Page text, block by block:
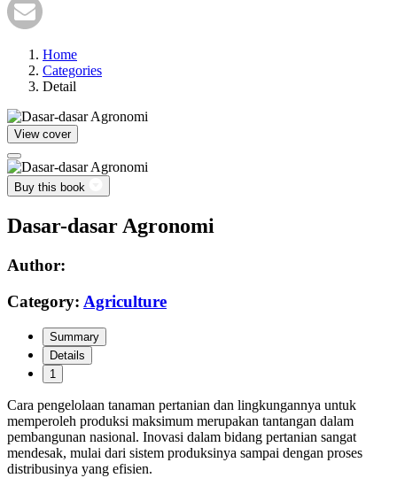
Home
Categories
Detail
View cover
Buy this book
Dasar-dasar Agronomi
Author:
Category: Agriculture
Summary
Details
1
Cara pengelolaan tanaman pertanian dan lingkungannya untuk
memperoleh produksi maksimum merupakan tantangan dalam
pembangunan nasional. Inovasi dalam bidang pertanian sangat
mendesak, mulai dari sistem produksinya sampai dengan proses
distribusinya yang efisien.